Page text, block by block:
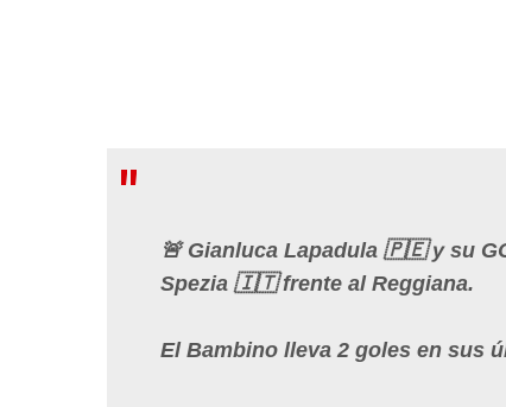
🚨 Gianluca Lapadula 🇵🇪 y su
Spezia 🇮🇹 frente al Reggiana.
El Bambino lleva 2 goles en sus